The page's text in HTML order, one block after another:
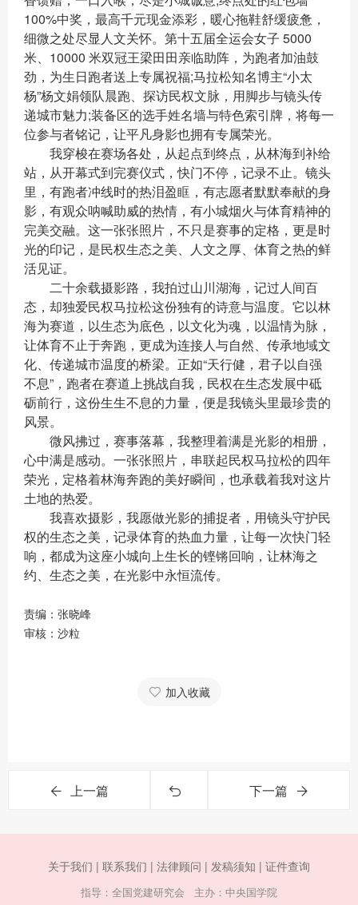
100%中奖，最高千元现金添彩，暖心拖鞋舒缓疲惫，
细微之处尽显人文关怀。第十五届全运会女子 5000
米、10000 米双冠王梁田田亲临助阵，为跑者加油鼓
劲，为生日跑者送上专属祝福;马拉松知名博主“小太
杨”杨文娟领队晨跑、探访民权文脉，用脚步与镜头传
递城市魅力;装备区的选手姓名墙与特色索引牌，将每一
位参与者铭记，让平凡身影也拥有专属荣光。
我穿梭在赛场各处，从起点到终点，从林海到补给
站，从开幕式到完赛仪式，快门不停，记录不止。镜头
里，有跑者冲线时的热泪盈眶，有志愿者默默奉献的身
影，有观众呐喊助威的热情，有小城烟火与体育精神的
完美交融。这一张张照片，不只是赛事的定格，更是时
光的印记，是民权生态之美、人文之厚、体育之热的鲜
活见证。
二十余载摄影路，我拍过山川湖海，记过人间百
态，却独爱民权马拉松这份独有的诗意与温度。它以林
海为赛道，以生态为底色，以文化为魂，以温情为脉，
让体育不止于奔跑，更成为连接人与自然、传承地域文
化、传递城市温度的桥梁。正如“天行健，君子以自强
不息”，跑者在赛道上挑战自我，民权在生态发展中砥
砺前行，这份生生不息的力量，便是我镜头里最珍贵的
风景。
微风拂过，赛事落幕，我整理着满是光影的相册，
心中满是感动。一张张照片，串联起民权马拉松的四年
荣光，定格着林海奔跑的美好瞬间，也承载着我对这片
土地的热爱。
我喜欢摄影，我愿做光影的捕捉者，用镜头守护民
权的生态之美，记录体育的热血力量，让每一次快门轻
响，都成为这座小城向上生长的铿锵回响，让林海之
约、生态之美，在光影中永恒流传。
责编：张晓峰
审核：沙粒
加入收藏
上一篇 下一篇
关于我们 | 联系我们 | 法律顾问 | 发稿须知 | 证件查询
指导：全国党建研究会 主办：中央国学院